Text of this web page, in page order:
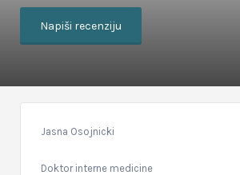
Napiši recenziju
Jasna Osojnicki
Doktor interne medicine